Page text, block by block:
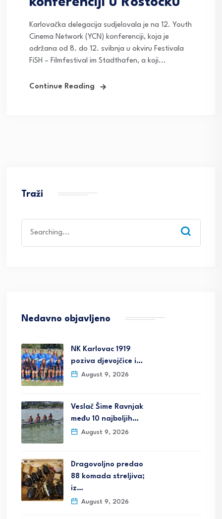
Karlovačka delegacija sudjelovala je na 12. Youth
Cinema Network (YCN) konferenciji, koja je
održana od 8. do 12. svibnja u okviru Festivala
FiSH – Filmfestival im Stadthafen, a koji...
Continue Reading
Traži
for:
Nedavno objavljeno
NK Karlovac 1919
poziva djevojčice i…
August 9, 2026
Veslač Šime Ravnjak
među 10 najboljih…
August 9, 2026
Dragovoljno predao
88 komada streljiva;
iz…
August 9, 2026